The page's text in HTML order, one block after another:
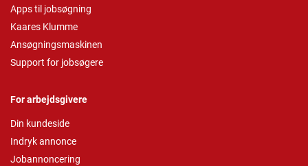
Apps til jobsøgning
Kaares Klumme
Ansøgningsmaskinen
Support for jobsøgere
For arbejdsgivere
Din kundeside
Indryk annonce
Jobannoncering